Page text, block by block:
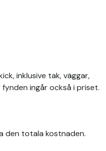
inklusive tak, väggar,
ingår också i priset.
den totala kostnaden.